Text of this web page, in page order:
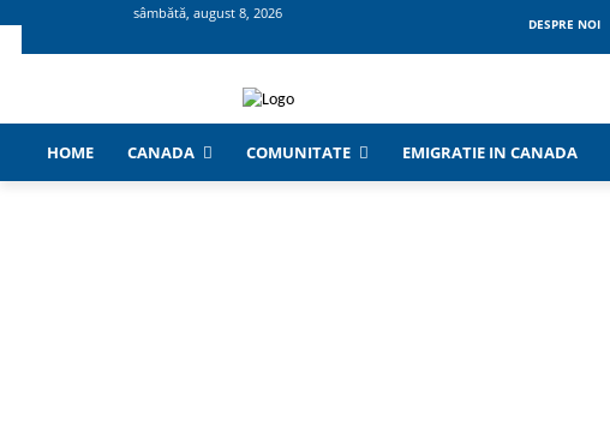
sâmbătă, august 8, 2026
DESPRE NOI
HOME CANADA COMUNITATE EMIGRATIE IN CANADA